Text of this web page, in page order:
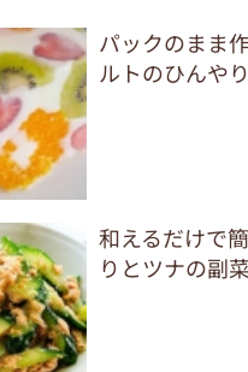
パックのまま
ルトのひんや
和えるだけで
りとツナの副